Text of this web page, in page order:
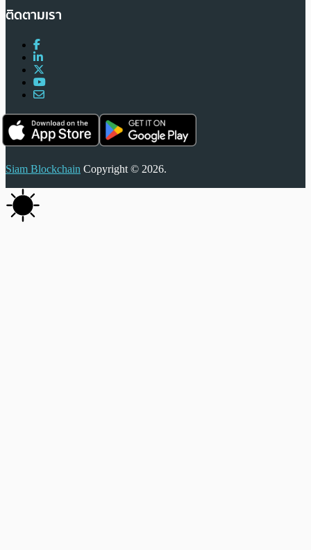
ติดตามเรา
Siam Blockchain Copyright © 2026.